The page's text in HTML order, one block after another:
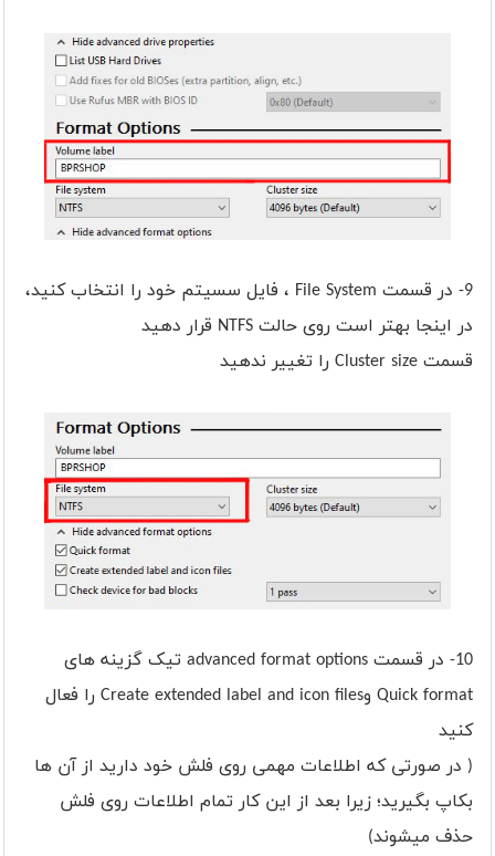
9- در قسمت File System ، فایل سسیتم خود را انتخاب کنید،
در اینجا بهتر است روی حالت NTFS قرار دهید
قسمت Cluster size را تغییر ندهید
10- در قسمت advanced format options تیک گزینه های
Quick format وCreate extended label and icon files را فعال
کنید
( در صورتی که اطلاعات مهمی روی فلش خود دارید از آن ها
بکاپ بگیرید؛ زیرا بعد از این کار تمام اطلاعات روی فلش
حذف میشوند)